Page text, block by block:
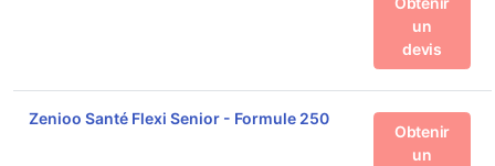
un
devis
Zenioo Santé Flexi Senior - Formule 250
Obtenir
un